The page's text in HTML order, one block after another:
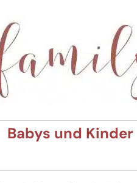
Babys und Kinder